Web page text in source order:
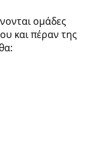
ομάδες
και πέραν της